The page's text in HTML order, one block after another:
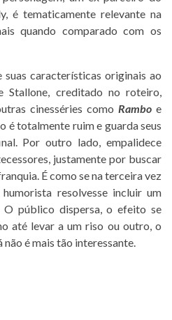
é tematicamente relevante na
quando comparado com os
características originais ao
Stallone, creditado no roteiro,
cinesséries como Ramboe
é totalmente ruim e guarda seus
Por outro lado, empalidece
justamente por buscar
É como se na terceira vez
resolvesse incluir um
O público dispersa, o efeito se
até levar a um riso ou outro, o
não é mais tão interessante.